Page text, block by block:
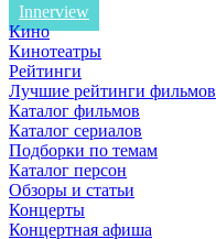
Innerview
Кино
Кинотеатры
Рейтинги
Лучшие рейтинги фильмов
Каталог фильмов
Каталог сериалов
Подборки по темам
Каталог персон
Обзоры и статьи
Концерты
Концертная афиша